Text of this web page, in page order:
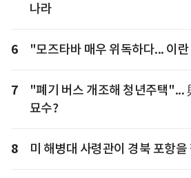
나라
6 "모즈타바 매우 위독하다... 이
7
"폐기 버스 개조해 청년주택"...
묘수?
8 미 해병대 사령관이 경북 포항을